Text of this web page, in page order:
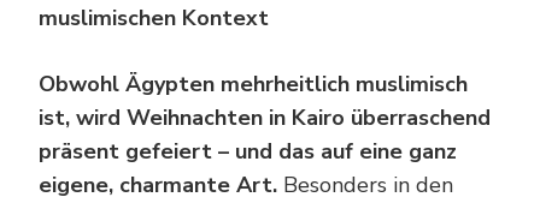
muslimischen Kontext
Obwohl Ägypten mehrheitlich muslimisch
ist, wird Weihnachten in Kairo überraschend
präsent gefeiert – und das auf eine ganz
eigene, charmante Art. Besonders in den